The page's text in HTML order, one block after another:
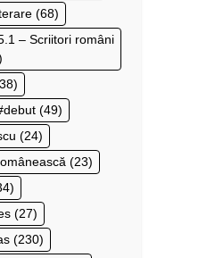
(68)
– Scriitori români
debut (49)
(24)
(23)
(27)
(230)